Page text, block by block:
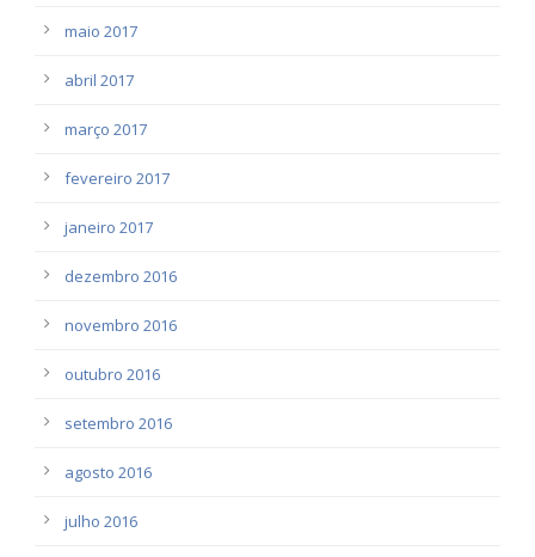
maio 2017
abril 2017
março 2017
fevereiro 2017
janeiro 2017
dezembro 2016
novembro 2016
outubro 2016
setembro 2016
agosto 2016
julho 2016